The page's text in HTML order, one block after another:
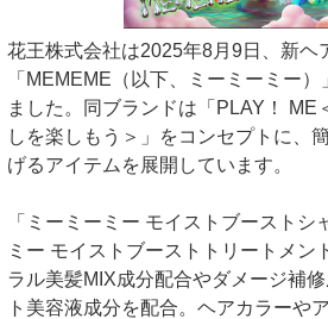
花王株式会社は2025年8月9日、新ヘ
「MEMEME（以下、ミーミーミー
ました。同ブランドは「PLAY！ ME
しを楽しもう＞」をコンセプトに、
げるアイテムを展開しています。
「ミーミーミー モイストブーストシ
ミー モイストブーストトリートメン
ラル美髪MIX成分配合やダメージ補
ト美容液成分を配合。ヘアカラーや